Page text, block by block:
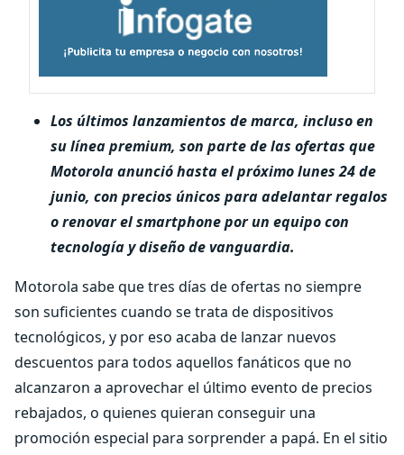
Los últimos lanzamientos de marca, incluso en
su línea premium, son parte de las ofertas que
Motorola anunció hasta el próximo lunes 24 de
junio, con precios únicos para adelantar regalos
o renovar el smartphone por un equipo con
tecnología y diseño de vanguardia.
Motorola sabe que tres días de ofertas no siempre
son suficientes cuando se trata de dispositivos
tecnológicos, y por eso acaba de lanzar nuevos
descuentos para todos aquellos fanáticos que no
alcanzaron a aprovechar el último evento de precios
rebajados, o quienes quieran conseguir una
promoción especial para sorprender a papá. En el sitio